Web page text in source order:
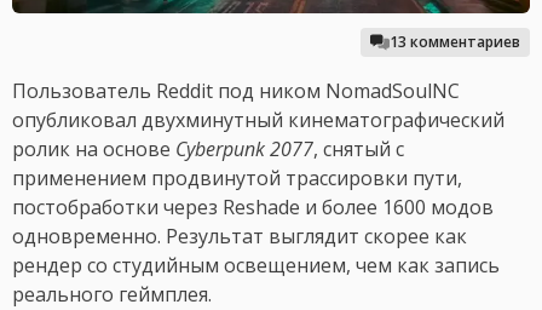
13 комментариев
Пользователь Reddit под ником NomadSoulNC
опубликовал двухминутный кинематографический
ролик на основе Cyberpunk 2077, снятый с
применением продвинутой трассировки пути,
постобработки через Reshade и более 1600 модов
одновременно. Результат выглядит скорее как
рендер со студийным освещением, чем как запись
реального геймплея.